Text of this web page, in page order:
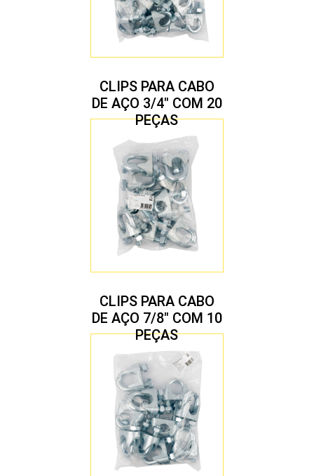
CLIPS PARA CABO
DE AÇO 3/4″ COM 20
PEÇAS
CLIPS PARA CABO
DE AÇO 7/8″ COM 10
PEÇAS